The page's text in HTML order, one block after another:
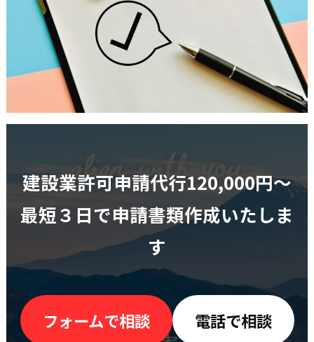
建設業許可申請代行120,000円〜
最短３日で申請書類作成いたしま
す
フォームで相談 電話で相談